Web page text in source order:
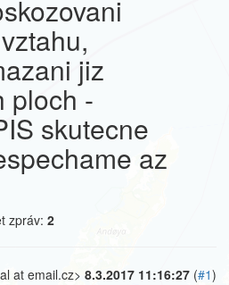
jiz
ploch -
skutecne
az
zpráv: 2
8.3.2017 11:16:27 (#1)
at email.cz>